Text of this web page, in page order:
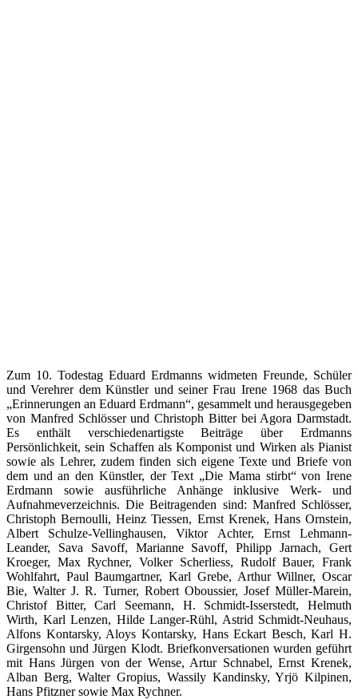
Zum 10. Todestag Eduard Erdmanns widmeten Freunde, Schüler
und Verehrer dem Künstler und seiner Frau Irene 1968 das Buch
„Erinnerungen an Eduard Erdmann“, gesammelt und herausgegeben
von Manfred Schlösser und Christoph Bitter bei Agora Darmstadt.
Es enthält verschiedenartigste Beiträge über Erdmanns
Persönlichkeit, sein Schaffen als Komponist und Wirken als Pianist
sowie als Lehrer, zudem finden sich eigene Texte und Briefe von
dem und an den Künstler, der Text „Die Mama stirbt“ von Irene
Erdmann sowie ausführliche Anhänge inklusive Werk- und
Aufnahmeverzeichnis. Die Beitragenden sind: Manfred Schlösser,
Christoph Bernoulli, Heinz Tiessen, Ernst Krenek, Hans Ornstein,
Albert Schulze-Vellinghausen, Viktor Achter, Ernst Lehmann-
Leander, Sava Savoff, Marianne Savoff, Philipp Jarnach, Gert
Kroeger, Max Rychner, Volker Scherliess, Rudolf Bauer, Frank
Wohlfahrt, Paul Baumgartner, Karl Grebe, Arthur Willner, Oscar
Bie, Walter J. R. Turner, Robert Oboussier, Josef Müller-Marein,
Christof Bitter, Carl Seemann, H. Schmidt-Isserstedt, Helmuth
Wirth, Karl Lenzen, Hilde Langer-Rühl, Astrid Schmidt-Neuhaus,
Alfons Kontarsky, Aloys Kontarsky, Hans Eckart Besch, Karl H.
Girgensohn und Jürgen Klodt. Briefkonversationen wurden geführt
mit Hans Jürgen von der Wense, Artur Schnabel, Ernst Krenek,
Alban Berg, Walter Gropius, Wassily Kandinsky, Yrjö Kilpinen,
Hans Pfitzner sowie Max Rychner.